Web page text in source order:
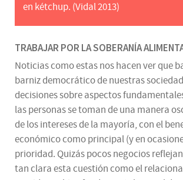
en kétchup. (Vidal 2013)
TRABAJAR POR LA SOBERANÍA
Noticias como estas nos hacen ver que
barniz democrático de nuestras
decisiones sobre aspectos
las personas se toman de una manera
de los intereses de la mayoría, con el
económico como principal (y en
prioridad. Quizás pocos negocios
tan clara esta cuestión como el